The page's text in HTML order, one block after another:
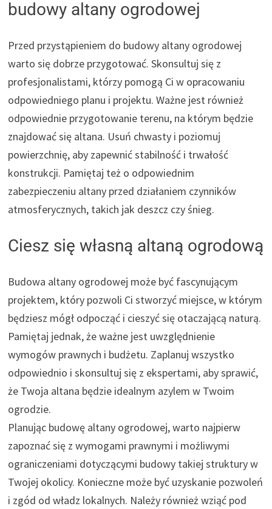
budowy altany ogrodowej
Przed przystąpieniem do budowy altany ogrodowej
warto się dobrze przygotować. Skonsultuj się z
profesjonalistami, którzy pomogą Ci w opracowaniu
odpowiedniego planu i projektu. Ważne jest również
odpowiednie przygotowanie terenu, na którym będzie
znajdować się altana. Usuń chwasty i poziomuj
powierzchnię, aby zapewnić stabilność i trwałość
konstrukcji. Pamiętaj też o odpowiednim
zabezpieczeniu altany przed działaniem czynników
atmosferycznych, takich jak deszcz czy śnieg.
Ciesz się własną altaną ogrodową
Budowa altany ogrodowej może być fascynującym
projektem, który pozwoli Ci stworzyć miejsce, w którym
będziesz mógł odpocząć i cieszyć się otaczającą naturą.
Pamiętaj jednak, że ważne jest uwzględnienie
wymogów prawnych i budżetu. Zaplanuj wszystko
odpowiednio i skonsultuj się z ekspertami, aby sprawić,
że Twoja altana będzie idealnym azylem w Twoim
ogrodzie.
Planując budowę altany ogrodowej, warto najpierw
zapoznać się z wymogami prawnymi i możliwymi
ograniczeniami dotyczącymi budowy takiej struktury w
Twojej okolicy. Konieczne może być uzyskanie pozwoleń
i zgód od władz lokalnych. Należy również wziąć pod